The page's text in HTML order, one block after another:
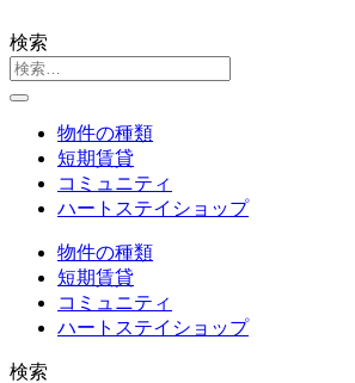
検索
物件の種類
短期賃貸
コミュニティ
ハートステイショップ
物件の種類
短期賃貸
コミュニティ
ハートステイショップ
検索